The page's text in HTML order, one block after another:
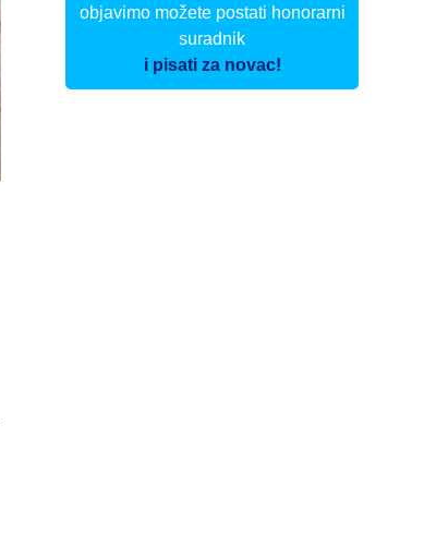
objavimo možete postati honorarni
suradnik
i pisati za novac!